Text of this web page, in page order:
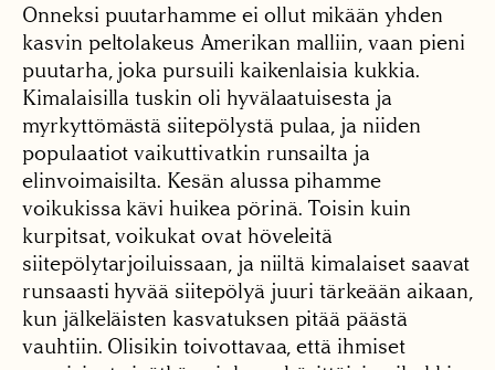
Onneksi puutarhamme ei ollut mikään yhden
kasvin peltolakeus Amerikan malliin, vaan pieni
puutarha, joka pursuili kaikenlaisia kukkia.
Kimalaisilla tuskin oli hyvälaatuisesta ja
myrkyttömästä siitepölystä pulaa, ja niiden
populaatiot vaikuttivatkin runsailta ja
elinvoimaisilta. Kesän alussa pihamme
voikukissa kävi huikea pörinä. Toisin kuin
kurpitsat, voikukat ovat höveleitä
siitepölytarjoiluissaan, ja niiltä kimalaiset saavat
runsaasti hyvää siitepölyä juuri tärkeään aikaan,
kun jälkeläisten kasvatuksen pitää päästä
vauhtiin. Olisikin toivottavaa, että ihmiset